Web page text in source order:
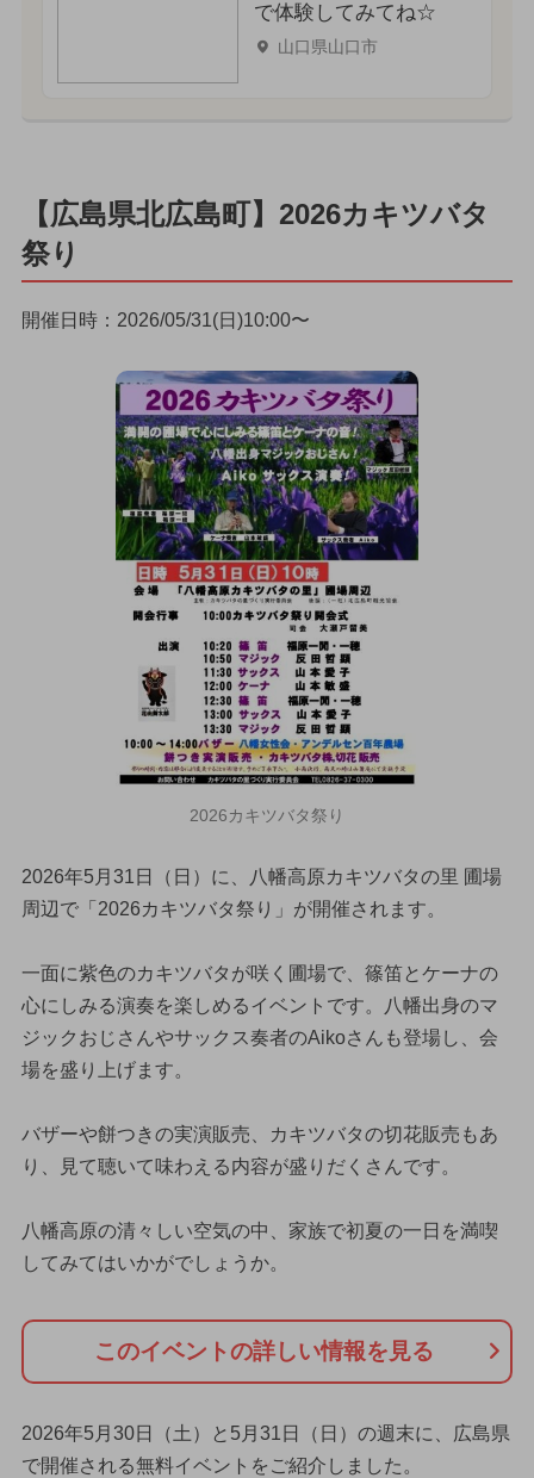
で体験してみてね☆
山口県山口市
【広島県北広島町】2026カキツバタ
祭り
開催日時：2026/05/31(日)10:00〜
2026カキツバタ祭り
2026年5月31日（日）に、八幡高原カキツバタの里 圃場
周辺で「2026カキツバタ祭り」が開催されます。
一面に紫色のカキツバタが咲く圃場で、篠笛とケーナの
心にしみる演奏を楽しめるイベントです。八幡出身のマ
ジックおじさんやサックス奏者のAikoさんも登場し、会
場を盛り上げます。
バザーや餅つきの実演販売、カキツバタの切花販売もあ
り、見て聴いて味わえる内容が盛りだくさんです。
八幡高原の清々しい空気の中、家族で初夏の一日を満喫
してみてはいかがでしょうか。
このイベントの詳しい情報を見る
2026年5月30日（土）と5月31日（日）の週末に、広島県
で開催される無料イベントをご紹介しました。